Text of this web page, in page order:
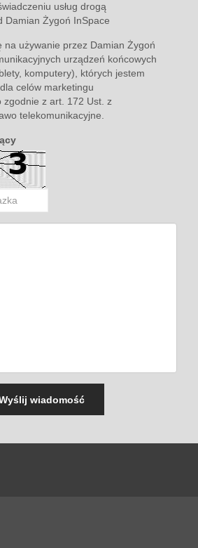
usług drogą
Damian Żygoń InSpace
na używanie przez Damian Żygoń
urządzeń końcowych
komputery), których jestem
celów marketingu
zgodnie z art. 172 Ust. z
telekomunikacyjne.